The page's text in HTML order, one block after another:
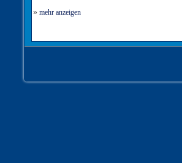
» mehr anzeigen